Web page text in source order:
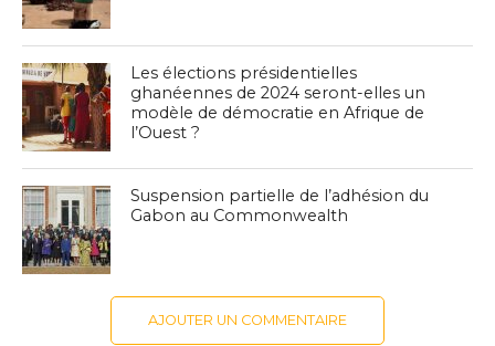
Les élections présidentielles
ghanéennes de 2024 seront-elles un
modèle de démocratie en Afrique de
l’Ouest ?
Suspension partielle de l’adhésion du
Gabon au Commonwealth
AJOUTER UN COMMENTAIRE